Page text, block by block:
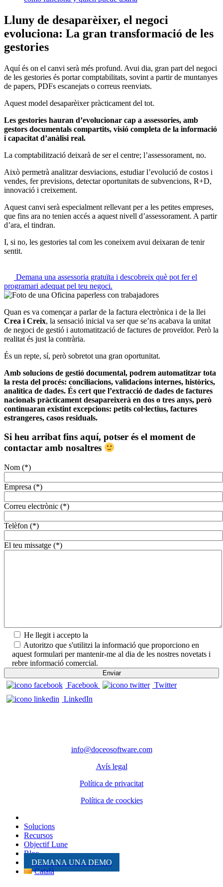
Lluny de desaparèixer, el negoci
evoluciona: La gran transformació de les
gestories
Aquí és on el canvi serà més profund. Avui dia, gran part del negoci
de les gestories és portar comptabilitats, sovint a partir de muntanyes
de papers, PDFs escanejats o correus reenviats.
Aquest model desaparèixer pràcticament del tot.
Les gestories hauran d’evolucionar cap a assessories, amb
gestors documentals compartits, visió completa de la informació
i capacitat d’anàlisi real.
La comptabilització deixarà de ser el centre; l’assessorament, no.
Això permetrà analitzar desviacions, estudiar l’evolució de costos i
vendes, fer previsions, detectar oportunitats de subvencions, R+D,
innovació i creixement.
Aquest canvi serà especialment rellevant per a les petites empreses,
que fins ara no tenien accés a aquest nivell d’assessorament. A partir
d’ara, el tindran.
I, si no, les gestories tal com les coneixem avui deixaran de tenir
sentit.
Demana una assessoria gratuïta i descobreix què pot fer el
programari adequat pel teu negoci.
Quan es va començar a parlar de la factura electrònica i de la llei
Crea i Creix, la sensació inicial va ser que se’ns acabava la unitat
de negoci de gestió i automatització de factures de proveïdor. Però la
realitat és just la contrària.
És un repte, sí, però sobretot una gran oportunitat.
Amb solucions de gestió documental, podrem automatitzar tota
la resta del procés: conciliacions, validacions internes, històrics,
analítica de dades. És cert que l’extracció de dades de factures
nacionals pràcticament desapareixerà en dos o tres anys, però
continuaran existint excepcions: petits col·lectius, factures
estrangeres, casos residuals.
Si heu arribat fins aquí, potser és el moment de
contactar amb nosaltres
Nom (*)
Empresa (*)
Correu electrònic (*)
Telèfon (*)
El teu missatge (*)
He llegit i accepto la
Autoritzo que s'utilitzi la informació que proporciono en
aquest formulari per mantenir-me al dia de les nostres novetats i
rebre informació comercial.
Facebook
Twitter
LinkedIn
info@doceosoftware.com
Avís legal
Política de privacitat
Política de coockies
Solucions
Recursos
Objectif Lune
Bloc
DEMANA UNA DEMO
Català